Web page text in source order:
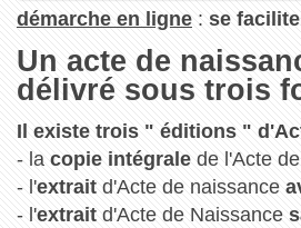
démarche en ligne: se
Un acte de
délivré sous trois
Il existe trois " éditions "
- la copie intégralede l'Acte
- l'extraitd'Acte de naissance
- l'extraitd'Acte de Naissance